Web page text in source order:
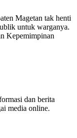
Magetan tak henti
untuk warganya.
Kepemimpinan
dan berita
media online.